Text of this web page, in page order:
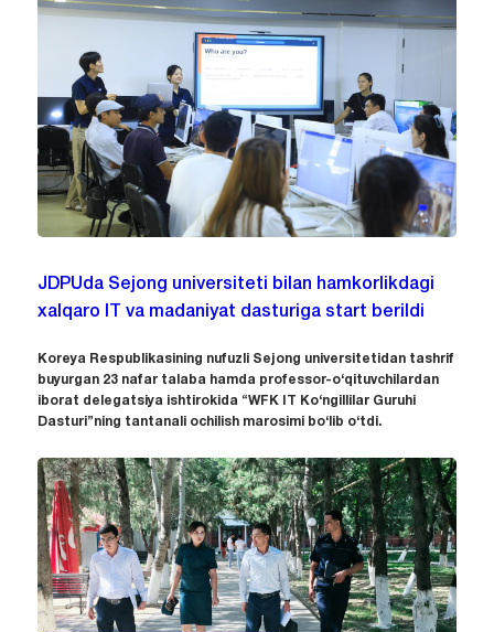
JDPUda Sejong universiteti bilan hamkorlikdagi
xalqaro IT va madaniyat dasturiga start berildi
Koreya Respublikasining nufuzli Sejong universitetidan tashrif
buyurgan 23 nafar talaba hamda professor-o‘qituvchilardan
iborat delegatsiya ishtirokida “WFK IT Ko‘ngillilar Guruhi
Dasturi”ning tantanali ochilish marosimi bo‘lib o‘tdi.